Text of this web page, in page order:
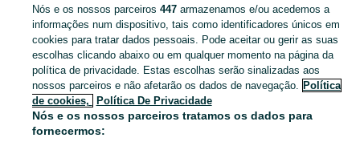
Descubra os anúncios classificados gratuitos em Moscavide E Portela no OLX Portugal. Desde empregos a serviços e produtos, encontre tudo o que precisa localmente. Mostrar
Mapa do site
Mapa das freguesias
Mapa de mini-sites
Pesquisas populares
Nós e os nossos parceiros 447armazenamos e/ou acedemos a
informações num dispositivo, tais como identificadores únicos em
cookies para tratar dados pessoais. Pode aceitar ou gerir as suas
escolhas clicando abaixo ou em qualquer momento na página da
política de privacidade. Estas escolhas serão sinalizadas aos
nossos parceiros e não afetarão os dados de navegação. Política
de cookies,
Política De Privacidade
Nós e os nossos parceiros tratamos os dados para
fornecermos: